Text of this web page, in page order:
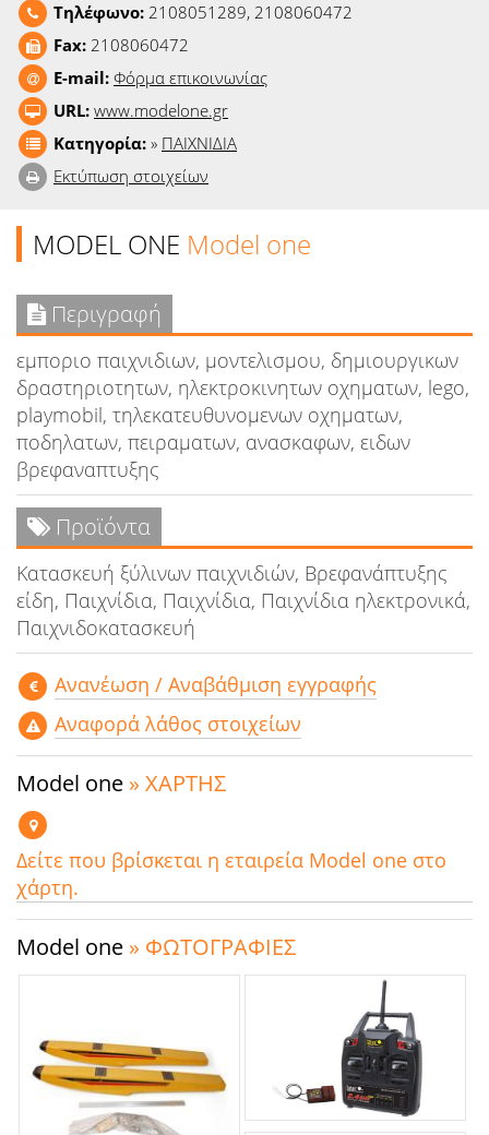
Τηλέφωνο: 2108051289, 2108060472
Fax: 2108060472
E-mail: Φόρμα επικοινωνίας
URL: www.modelone.gr
Κατηγορία: » ΠΑΙΧΝΙΔΙΑ
Εκτύπωση στοιχείων
MODEL ONE Model one
Περιγραφή
εμποριο παιχνιδιων, μοντελισμου, δημιουργικων
δραστηριοτητων, ηλεκτροκινητων οχηματων, lego,
playmobil, τηλεκατευθυνομενων οχηματων,
ποδηλατων, πειραματων, ανασκαφων, ειδων
βρεφαναπτυξης
Προϊόντα
Κατασκευή ξύλινων παιχνιδιών, Βρεφανάπτυξης
είδη, Παιχνίδια, Παιχνίδια, Παιχνίδια ηλεκτρονικά,
Παιχνιδοκατασκευή
Aνανέωση / Αναβάθμιση εγγραφής
Αναφορά λάθος στοιχείων
Model one » ΧΑΡΤΗΣ
Δείτε που βρίσκεται η εταιρεία Model one στο
χάρτη.
Model one » ΦΩΤΟΓΡΑΦΙΕΣ